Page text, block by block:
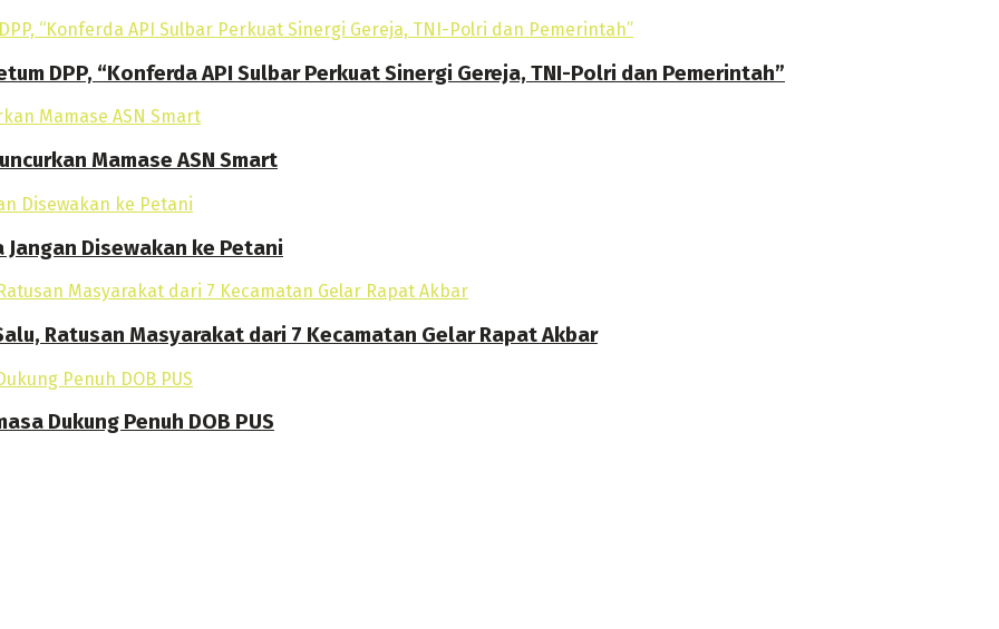
DPP, “Konferda API Sulbar Perkuat Sinergi Gereja, TNI-Polri dan Pemerintah”
Mamase ASN Smart
Disewakan ke Petani
Ratusan Masyarakat dari 7 Kecamatan Gelar Rapat Akbar
Dukung Penuh DOB PUS